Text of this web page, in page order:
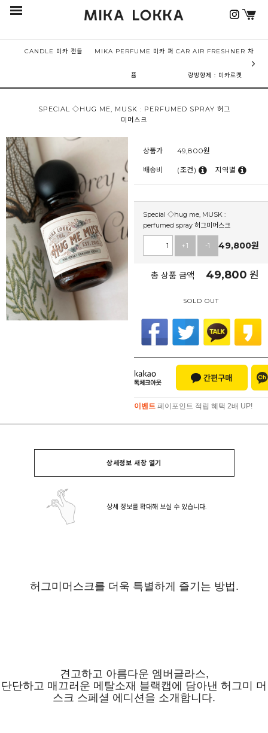
CANDLE 미카 캔들 MIKA PERFUME 미카 퍼
퓸
CAR AIR FRESHNER 차
량방향제 : 미카로켓
SPECIAL ◇HUG ME, MUSK : PERFUMED SPRAY 허그
미머스크
상품가 49,800원
배송비 (조건) 지역별
Special ◇hug me, MUSK :
perfumed spray 허그미머스크
+1 -1 49,800원
총 상품 금액 49,800 원
SOLD OUT
이벤트 페이포인트 적립 혜택 2배 UP!
이벤트페이포인트 적립 혜택 2배 UP!
상세정보 새창 열기
상세 정보를 확대해 보실 수 있습니다.
허그미머스크를 더욱 특별하게 즐기는 방법.
견고하고 아름다운 엠버글라스,
단단하고 매끄러운 메탈소재 블랙캡에 담아낸 허그미 머
스크 스페셜 에디션을 소개합니다.